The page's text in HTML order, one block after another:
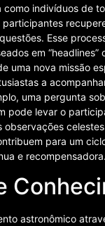
indivíduos de
Esse
em
uma nova missão
a
uma pergunta
pode levar o
para um
e recompensadora.
astronômico